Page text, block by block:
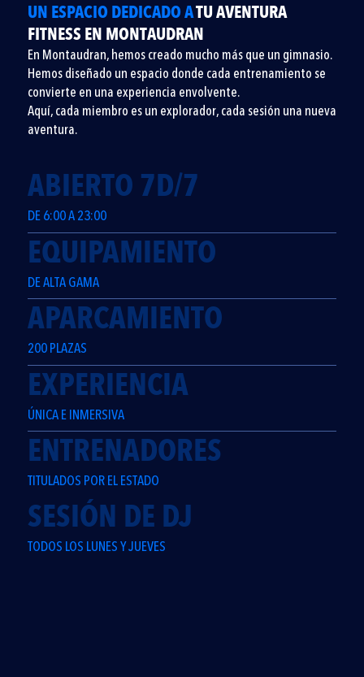
UN ESPACIO DEDICADO ATU AVENTURA
FITNESS EN MONTAUDRAN
En Montaudran, hemos creado mucho más que un gimnasio.
Hemos diseñado un espacio donde cada entrenamiento se
convierte en una experiencia envolvente.
Aquí, cada miembro es un explorador, cada sesión una nueva
aventura.
ABIERTO 7D/7
DE 6:00 A 23:00
EQUIPAMIENTO
DE ALTA GAMA
APARCAMIENTO
200 PLAZAS
EXPERIENCIA
ÚNICA E INMERSIVA
ENTRENADORES
TITULADOS POR EL ESTADO
SESIÓN DE DJ
TODOS LOS LUNES Y JUEVES